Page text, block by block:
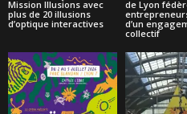
Mission Illusions avec
plus de 20 illusions
d’optique interactives
de Lyon
d’un
collectif